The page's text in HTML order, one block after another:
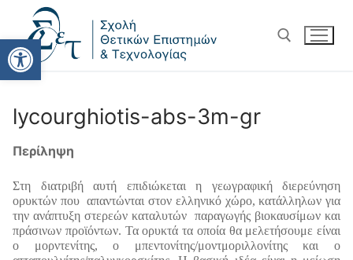
Ανοίξτε τη γραμμή
lycourghiotis-abs-3m-gr
Περίληψη
Στη διατριβή αυτή επιδιώκεται η γεωγραφική διερεύνηση
ορυκτών που απαντώνται στον ελληνικό χώρο, κατάλληλων για
την ανάπτυξη στερεών καταλυτών παραγωγής βιοκαυσίμων και
πράσινων προϊόντων. Τα ορυκτά τα οποία θα μελετήσουμε είναι
ο μορντενίτης, ο μπεντονίτης/μοντμοριλλονίτης και ο